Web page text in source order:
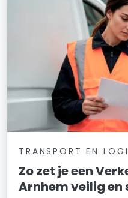
TRANSPORT EN
Zo zet je een
Arnhem veilig en